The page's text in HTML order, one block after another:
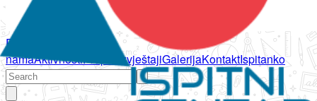
Početna
namaAktivnostiPropisi IzvještajiGalerijaKontaktIspitanko